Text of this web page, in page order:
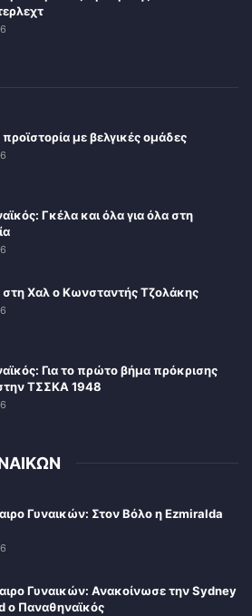
με βελγικές ομάδες
Γκέλα και όλα για όλα στη
στη Χαλ ο Κωνσταντής Τζολάκης
Για το πρώτο βήμα πρόκρισης
ΤΣΣΚΑ 1948
Γυναικών: Στον Βόλο η Ezmiralda
Γυναικών: Ανακοίνωσε την Sydney
ο Παναθηναϊκός